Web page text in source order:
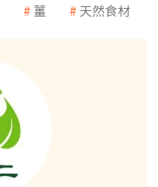
薑 天然食材